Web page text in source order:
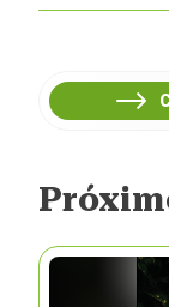
inclui a pecuária